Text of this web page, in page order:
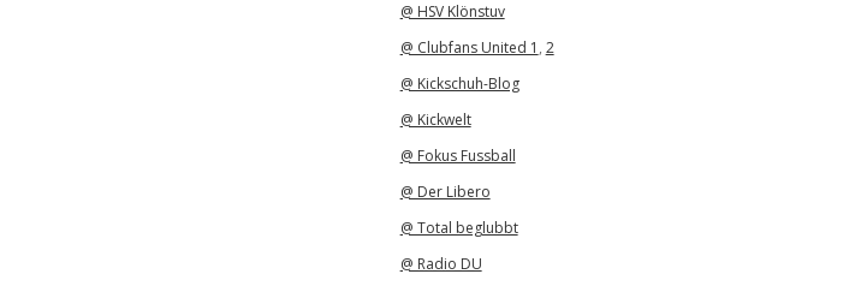
@ HSV Klönstuv
@ Clubfans United 1 , 2
@ Kickschuh-Blog
@ Kickwelt
@ Fokus Fussball
@ Der Libero
@ Total beglubbt
@ Radio DU